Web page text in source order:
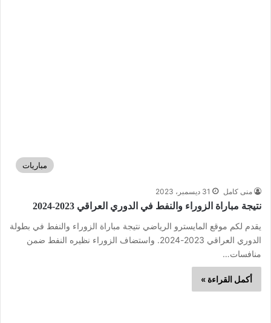
مباريات
منى كامل 31 ديسمبر، 2023
نتيجة مباراة الزوراء والنفط في الدوري العراقي 2023-2024
يقدم لكم موقع المايسترو الرياضي نتيجة مباراة الزوراء والنفط في بطولة
الدوري العراقي 2023-2024. واستضاف الزوراء نظيره النفط ضمن
منافسات…
أكمل القراءة »